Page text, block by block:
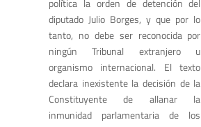
política la orden de detención del
diputado Julio Borges, y que por lo
tanto, no debe ser reconocida por
ningún Tribunal extranjero u
organismo internacional. El texto
declara inexistente la decisión de la
Constituyente de allanar la
inmunidad parlamentaria de los